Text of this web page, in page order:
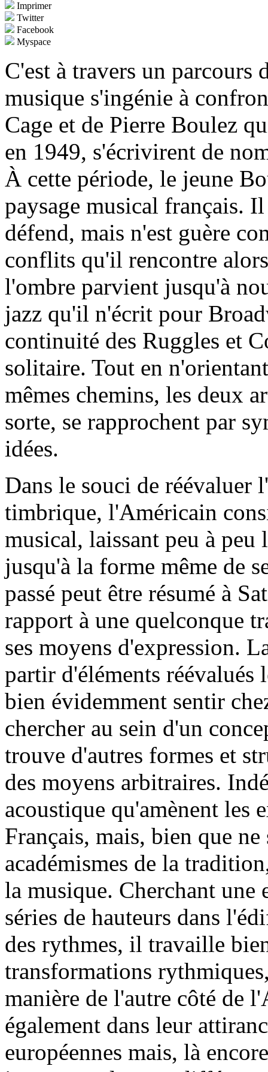
Imprimer
Twitter
Facebook
Myspace
C'est à travers un parcours
musique s'ingénie à
Cage et de Pierre Boulez
en 1949, s'écrivirent de
À cette période, le jeune
paysage musical français.
défend, mais n'est guère
conflits qu'il rencontre
l'ombre parvient jusqu'à
jazz qu'il n'écrit pour
continuité des Ruggles et
solitaire. Tout en
mêmes chemins, les deux
sorte, se rapprochent par
idées.
Dans le souci de réévaluer
timbrique, l'Américain
musical, laissant peu à
jusqu'à la forme même de
passé peut être résumé à
rapport à une quelconque
ses moyens d'expression.
partir d'éléments
bien évidemment sentir
chercher au sein d'un
trouve d'autres formes et
des moyens arbitraires.
acoustique qu'amènent les
Français, mais, bien que
académismes de la
la musique. Cherchant une
séries de hauteurs dans
des rythmes, il travaille
transformations
manière de l'autre côté de
également dans leur
européennes mais, là